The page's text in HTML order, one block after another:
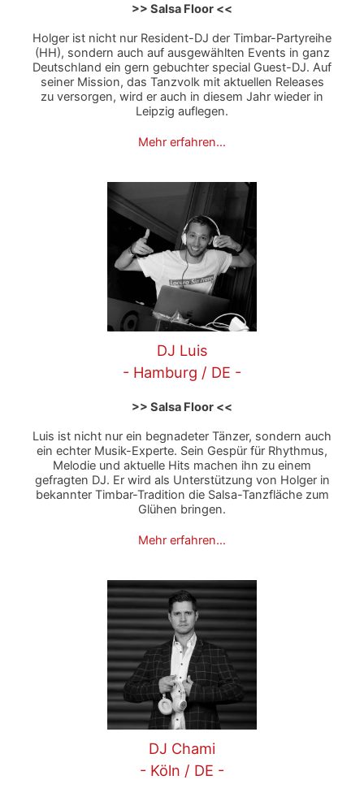
>> Salsa Floor <<
Holger ist nicht nur Resident-DJ der Timbar-Partyreihe
(HH), sondern auch auf ausgewählten Events in ganz
Deutschland ein gern gebuchter special Guest-DJ. Auf
seiner Mission, das Tanzvolk mit aktuellen Releases
zu versorgen, wird er auch in diesem Jahr wieder in
Leipzig auflegen.
Mehr erfahren…
DJ Luis
- Hamburg / DE -
>> Salsa Floor <<
Luis ist nicht nur ein begnadeter Tänzer, sondern auch
ein echter Musik-Experte. Sein Gespür für Rhythmus,
Melodie und aktuelle Hits machen ihn zu einem
gefragten DJ. Er wird als Unterstützung von Holger in
bekannter Timbar-Tradition die Salsa-Tanzfläche zum
Glühen bringen.
Mehr erfahren…
DJ Chami
- Köln / DE -